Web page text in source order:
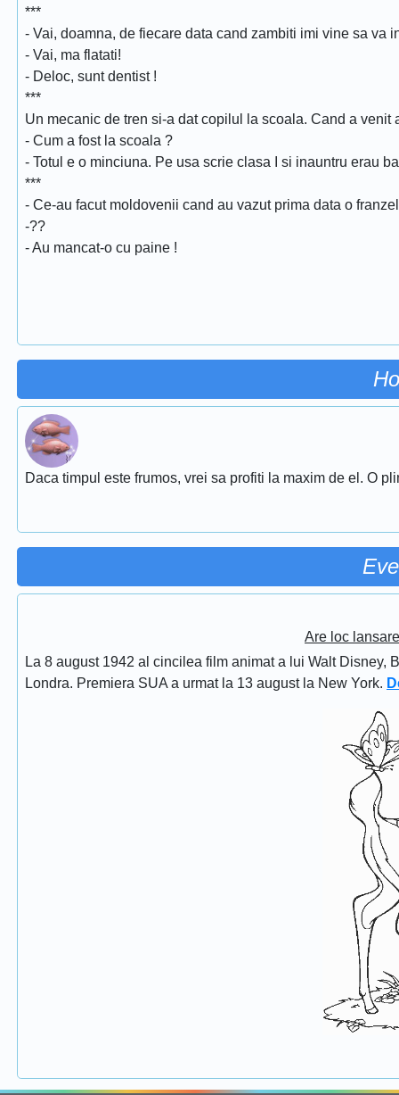
***
- Vai, doamna, de fiecare data cand zambiti imi vine sa va
- Vai, ma flatati!
- Deloc, sunt dentist !
***
Un mecanic de tren si-a dat copilul la scoala. Cand a venit
- Cum a fost la scoala ?
- Totul e o minciuna. Pe usa scrie clasa I si inauntru erau
***
- Ce-au facut moldovenii cand au vazut prima data o
-??
- Au mancat-o cu paine !
Daca timpul este frumos, vrei sa profiti la maxim de el. O
Are loc
La 8 august 1942 al cincilea film animat a lui Walt
Londra. Premiera SUA a urmat la 13 august la New York.